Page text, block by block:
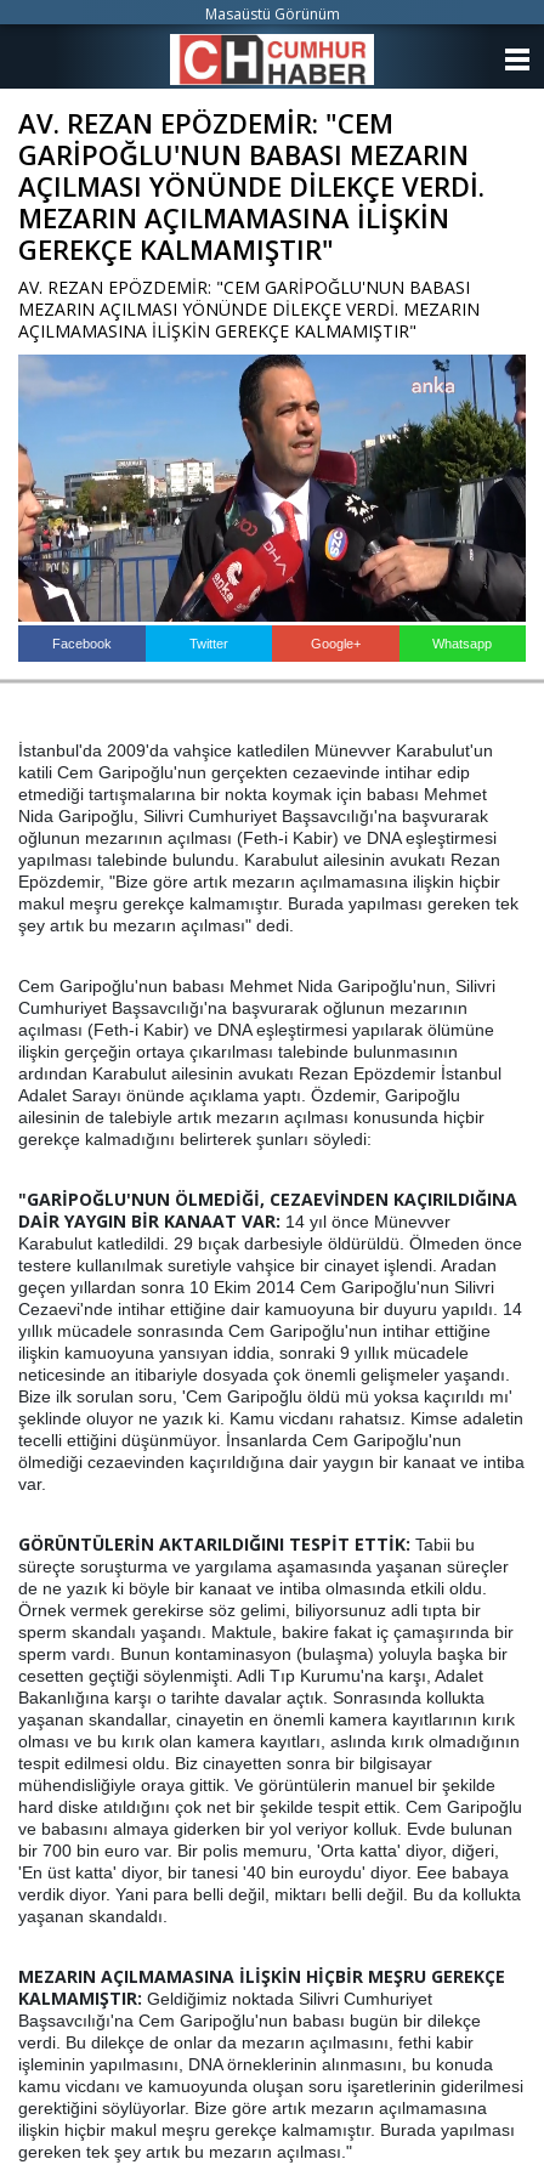
AV. REZAN EPÖZDEMİR: "CEM
GARİPOĞLU'NUN BABASI MEZARIN
AÇILMASI YÖNÜNDE DİLEKÇE VERDİ.
MEZARIN AÇILMAMASINA İLİŞKİN
GEREKÇE KALMAMIŞTIR"
AV. REZAN EPÖZDEMİR: "CEM GARİPOĞLU'NUN BABASI
MEZARIN AÇILMASI YÖNÜNDE DİLEKÇE VERDİ. MEZARIN
AÇILMAMASINA İLİŞKİN GEREKÇE KALMAMIŞTIR"
Facebook Twitter Google+ Whatsapp
İstanbul'da 2009'da vahşice katledilen Münevver Karabulut'un
katili Cem Garipoğlu'nun gerçekten cezaevinde intihar edip
etmediği tartışmalarına bir nokta koymak için babası Mehmet
Nida Garipoğlu, Silivri Cumhuriyet Başsavcılığı'na başvurarak
oğlunun mezarının açılması (Feth-i Kabir) ve DNA eşleştirmesi
yapılması talebinde bulundu. Karabulut ailesinin avukatı Rezan
Epözdemir, "Bize göre artık mezarın açılmamasına ilişkin hiçbir
makul meşru gerekçe kalmamıştır. Burada yapılması gereken tek
şey artık bu mezarın açılması" dedi.
Cem Garipoğlu'nun babası Mehmet Nida Garipoğlu'nun, Silivri
Cumhuriyet Başsavcılığı'na başvurarak oğlunun mezarının
açılması (Feth-i Kabir) ve DNA eşleştirmesi yapılarak ölümüne
ilişkin gerçeğin ortaya çıkarılması talebinde bulunmasının
ardından Karabulut ailesinin avukatı Rezan Epözdemir İstanbul
Adalet Sarayı önünde açıklama yaptı. Özdemir, Garipoğlu
ailesinin de talebiyle artık mezarın açılması konusunda hiçbir
gerekçe kalmadığını belirterek şunları söyledi:
"GARİPOĞLU'NUN ÖLMEDİĞİ, CEZAEVİNDEN KAÇIRILDIĞINA
DAİR YAYGIN BİR KANAAT VAR: 14 yıl önce Münevver
Karabulut katledildi. 29 bıçak darbesiyle öldürüldü. Ölmeden önce
testere kullanılmak suretiyle vahşice bir cinayet işlendi. Aradan
geçen yıllardan sonra 10 Ekim 2014 Cem Garipoğlu'nun Silivri
Cezaevi'nde intihar ettiğine dair kamuoyuna bir duyuru yapıldı. 14
yıllık mücadele sonrasında Cem Garipoğlu'nun intihar ettiğine
ilişkin kamuoyuna yansıyan iddia, sonraki 9 yıllık mücadele
neticesinde an itibariyle dosyada çok önemli gelişmeler yaşandı.
Bize ilk sorulan soru, 'Cem Garipoğlu öldü mü yoksa kaçırıldı mı'
şeklinde oluyor ne yazık ki. Kamu vicdanı rahatsız. Kimse adaletin
tecelli ettiğini düşünmüyor. İnsanlarda Cem Garipoğlu'nun
ölmediği cezaevinden kaçırıldığına dair yaygın bir kanaat ve intiba
var.
GÖRÜNTÜLERİN AKTARILDIĞINI TESPİT ETTİK: Tabii bu
süreçte soruşturma ve yargılama aşamasında yaşanan süreçler
de ne yazık ki böyle bir kanaat ve intiba olmasında etkili oldu.
Örnek vermek gerekirse söz gelimi, biliyorsunuz adli tıpta bir
sperm skandalı yaşandı. Maktule, bakire fakat iç çamaşırında bir
sperm vardı. Bunun kontaminasyon (bulaşma) yoluyla başka bir
cesetten geçtiği söylenmişti. Adli Tıp Kurumu'na karşı, Adalet
Bakanlığına karşı o tarihte davalar açtık. Sonrasında kollukta
yaşanan skandallar, cinayetin en önemli kamera kayıtlarının kırık
olması ve bu kırık olan kamera kayıtları, aslında kırık olmadığının
tespit edilmesi oldu. Biz cinayetten sonra bir bilgisayar
mühendisliğiyle oraya gittik. Ve görüntülerin manuel bir şekilde
hard diske atıldığını çok net bir şekilde tespit ettik. Cem Garipoğlu
ve babasını almaya giderken bir yol veriyor kolluk. Evde bulunan
bir 700 bin euro var. Bir polis memuru, 'Orta katta' diyor, diğeri,
'En üst katta' diyor, bir tanesi '40 bin euroydu' diyor. Eee babaya
verdik diyor. Yani para belli değil, miktarı belli değil. Bu da kollukta
yaşanan skandaldı.
MEZARIN AÇILMAMASINA İLİŞKİN HİÇBİR MEŞRU GEREKÇE
KALMAMIŞTIR: Geldiğimiz noktada Silivri Cumhuriyet
Başsavcılığı'na Cem Garipoğlu'nun babası bugün bir dilekçe
verdi. Bu dilekçe de onlar da mezarın açılmasını, fethi kabir
işleminin yapılmasını, DNA örneklerinin alınmasını, bu konuda
kamu vicdanı ve kamuoyunda oluşan soru işaretlerinin giderilmesi
gerektiğini söylüyorlar. Bize göre artık mezarın açılmamasına
ilişkin hiçbir makul meşru gerekçe kalmamıştır. Burada yapılması
gereken tek şey artık bu mezarın açılması."
Masaüstü Görünüm
KATEGORİLER
ANKETLER
FOTO GALERİ
İLETİŞİM
Haberin Doğru Adresi.